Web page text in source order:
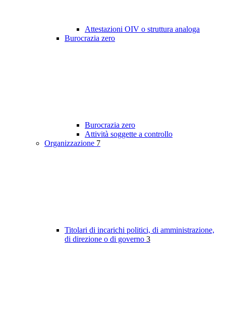
Attestazioni OIV o struttura analoga
Burocrazia zero
Burocrazia zero
Attività soggette a controllo
Organizzazione 7
Titolari di incarichi politici, di amministrazione,
di direzione o di governo 3